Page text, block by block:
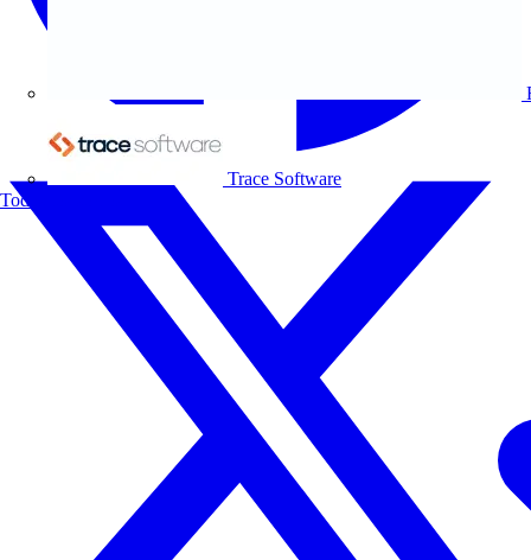
Trace Software
Todos los socios